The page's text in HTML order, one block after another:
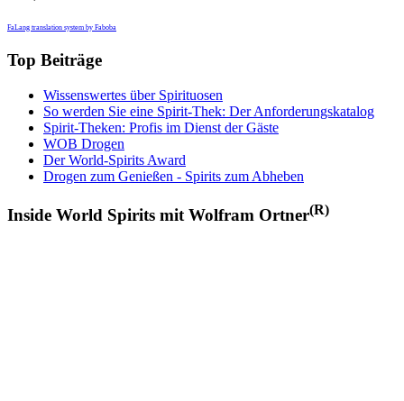
FaLang translation system by Faboba
Top Beiträge
Wissenswertes über Spirituosen
So werden Sie eine Spirit-Thek: Der Anforderungskatalog
Spirit-Theken: Profis im Dienst der Gäste
WOB Drogen
Der World-Spirits Award
Drogen zum Genießen - Spirits zum Abheben
Inside World Spirits mit Wolfram Ortner(R)